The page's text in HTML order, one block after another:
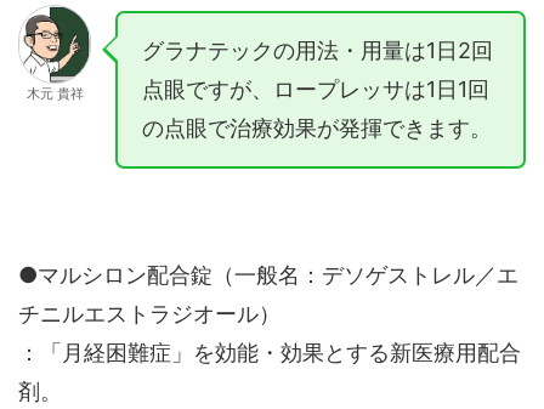
木元 貴祥
グラナテックの用法・用量は1日2回
点眼ですが、ロープレッサは1日1回
の点眼で治療効果が発揮できます。
●マルシロン配合錠（一般名：デソゲストレル／エ
チニルエストラジオール）
：「月経困難症」を効能・効果とする新医療用配合
剤。